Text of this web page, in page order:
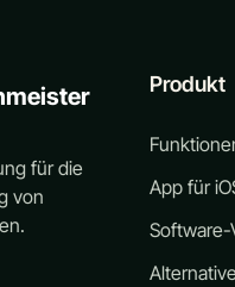
für die
von
Produkt
App für
Software-